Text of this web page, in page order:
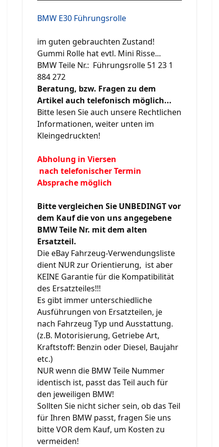
BMW E30 Führungsrolle
im guten gebrauchten Zustand!
Gummi Rolle hat evtl. Mini Risse...
BMW Teile Nr.: Führungsrolle 51 23 1
884 272
Beratung, bzw. Fragen zu dem
Artikel auch telefonisch möglich...
Bitte lesen Sie auch unsere Rechtlichen
Informationen, weiter unten im
Kleingedruckten!
Abholung in Viersen
nach telefonischer Termin
Absprache möglich
Bitte vergleichen Sie UNBEDINGT vor
dem Kauf die von uns angegebene
BMW Teile Nr. mit dem alten
Ersatzteil.
Die eBay Fahrzeug-Verwendungsliste
dient NUR zur Orientierung, ist aber
KEINE Garantie für die Kompatibilität
des Ersatzteiles!!!
Es gibt immer unterschiedliche
Ausführungen von Ersatzteilen, je
nach Fahrzeug Typ und Ausstattung.
(z.B. Motorisierung, Getriebe Art,
Kraftstoff: Benzin oder Diesel, Baujahr
etc.)
NUR wenn die BMW Teile Nummer
identisch ist, passt das Teil auch für
den jeweiligen BMW!
Sollten Sie nicht sicher sein, ob das Teil
für Ihren BMW passt, fragen Sie uns
bitte VOR dem Kauf, um Kosten zu
vermeiden!